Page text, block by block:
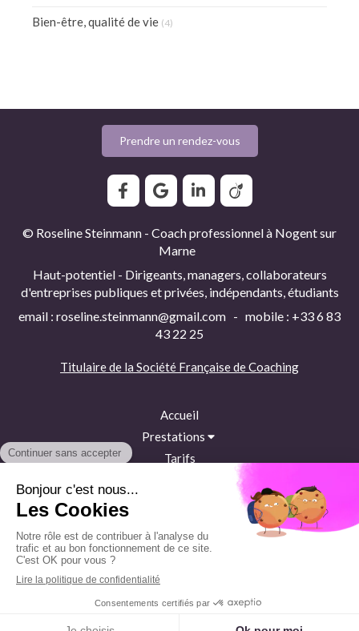
Bien-être, qualité de vie (4)
Prendre un rendez-vous
© Roseline Steinmann - Coach professionnel à Nogent sur
Marne
Haut-potentiel - Dirigeants, managers, collaborateurs
d'entreprises publiques et privées, indépendants, étudiants
email : roseline.steinmann@gmail.com - mobile : +33 6 83
43 22 25
Titulaire de la Société Française de Coaching
Accueil
Prestations
Tarifs
Plan du site
Mentions légales